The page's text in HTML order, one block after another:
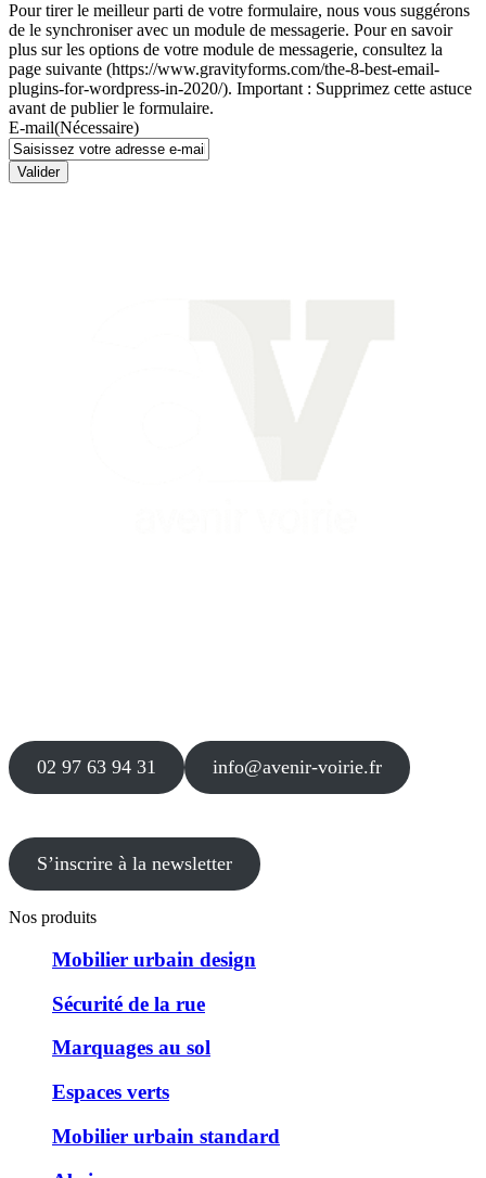
Pour tirer le meilleur parti de votre formulaire, nous vous suggérons
de le synchroniser avec un module de messagerie. Pour en savoir
plus sur les options de votre module de messagerie, consultez la
page suivante (https://www.gravityforms.com/the-8-best-email-
plugins-for-wordpress-in-2020/). Important : Supprimez cette astuce
avant de publier le formulaire.
E-mail(Nécessaire)
Valider
02 97 63 94 31 info@avenir-voirie.fr
S’inscrire à la newsletter
Nos produits
Mobilier urbain design
Sécurité de la rue
Marquages au sol
Espaces verts
Mobilier urbain standard